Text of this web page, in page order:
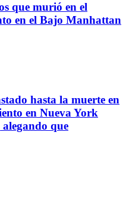
que murió en el
en el Bajo Manhattan
hasta la muerte en
en Nueva York
que